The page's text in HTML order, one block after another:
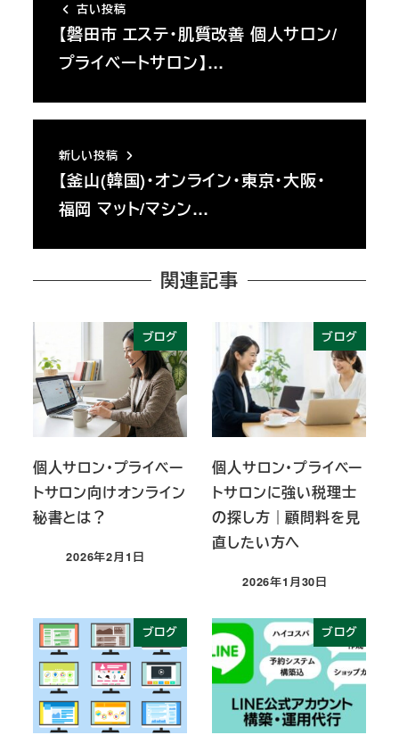
古い投稿
【磐田市 エステ・肌質改善 個人サロン/
プライベートサロン】…
新しい投稿
【釜山(韓国)・オンライン・東京・大阪・
福岡 マット/マシン…
関連記事
ブログ
個人サロン・プライベー
トサロン向けオンライン
秘書とは？
投稿日
2026年2月1日
ブログ
個人サロン・プライベー
トサロンに強い税理士
の探し方｜顧問料を見
直したい方へ
投稿日
2026年1月30日
ブログ ブログ